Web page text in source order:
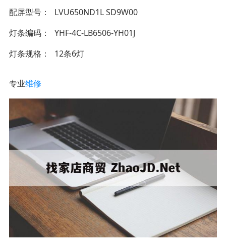
配屏型号
LVU650ND1L SD9W00
灯条编码
YHF-4C-LB6506-YH01J
灯条规格
12条6灯
专业维修